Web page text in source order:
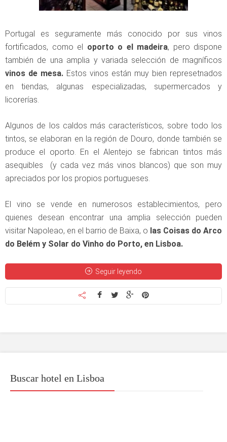
Portugal es seguramente más conocido por sus vinos
fortificados, como el oporto o el madeira, pero dispone
también de una amplia y variada selección de magníficos
vinos de mesa. Estos vinos están muy bien represetnados
en tiendas, algunas especializadas, supermercados y
licorerías.
Algunos de los caldos más característicos, sobre todo los
tintos, se elaboran en la región de Douro, donde también se
produce el oporto. En el Alentejo se fabrican tintos más
asequibles (y cada vez más vinos blancos) que son muy
apreciados por los propios portugueses.
El vino se vende en numerosos establecimientos, pero
quienes desean encontrar una amplia selección pueden
visitar Napoleao, en el barrio de Baixa, o las Coisas do Arco
do Belém y Solar do Vinho do Porto, en Lisboa.
Seguir leyendo
Buscar hotel en Lisboa